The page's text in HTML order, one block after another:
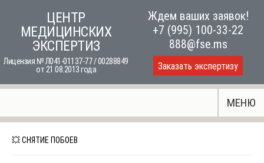
content
ЦЕНТР
МЕДИЦИНСКИХ
ЭКСПЕРТИЗ
Лицензия № Л041-01137-77 / 00288849
от 21.08.2013 года
Ждем ваших заявок!
+7 (995) 100-33-22
888@fse.ms
Заказать экспертизу
МЕНЮ
💥 СНЯТИЕ ПОБОЕВ